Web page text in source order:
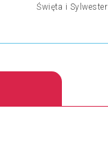
Święta i Sylwester